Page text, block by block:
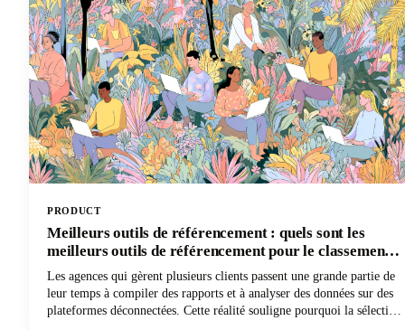
PRODUCT
Meilleurs outils de référencement : quels sont les
meilleurs outils de référencement pour le classement
des sites Web
Les agences qui gèrent plusieurs clients passent une grande partie de
leur temps à compiler des rapports et à analyser des données sur des
plateformes déconnectées. Cette réalité souligne pourquoi la sélection